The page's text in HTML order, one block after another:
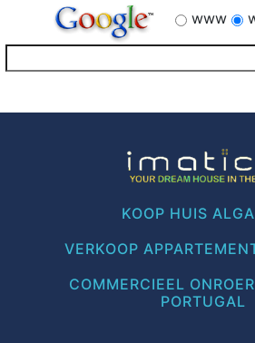
www
KOOP HUIS
VERKOOP
COMMERCIEEL
PORTUGAL